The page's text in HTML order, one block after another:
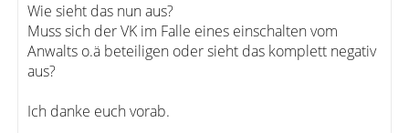
Wie sieht das nun aus?
Muss sich der VK im Falle eines einschalten vom
Anwalts o.ä beteiligen oder sieht das komplett negativ
aus?
Ich danke euch vorab.